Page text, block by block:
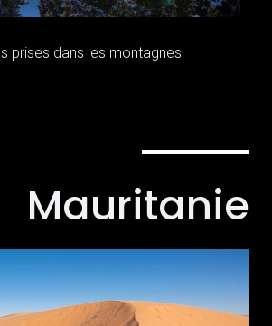
prises dans les montagnes
Mauritanie